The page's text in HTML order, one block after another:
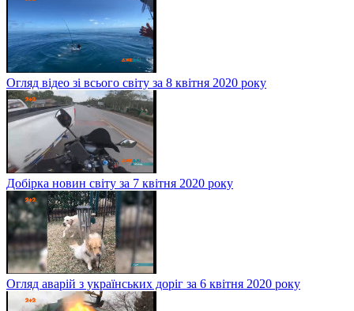
Огляд відео зі всього світу за 8 квітня 2020 року
Добірка новин світу за 7 квітня 2020 року
Огляд аварій з українських доріг за 6 квітня 2020 року